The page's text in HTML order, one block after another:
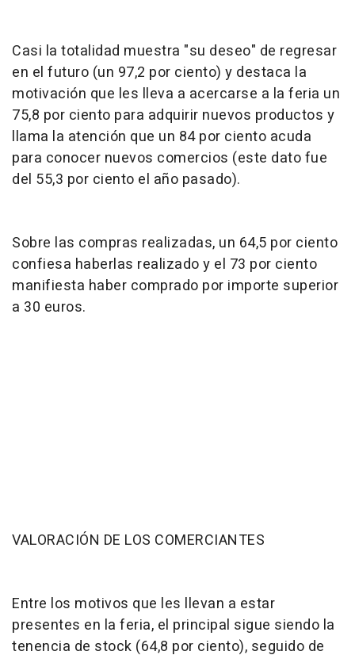
Casi la totalidad muestra "su deseo" de regresar
en el futuro (un 97,2 por ciento) y destaca la
motivación que les lleva a acercarse a la feria un
75,8 por ciento para adquirir nuevos productos y
llama la atención que un 84 por ciento acuda
para conocer nuevos comercios (este dato fue
del 55,3 por ciento el año pasado).
Sobre las compras realizadas, un 64,5 por ciento
confiesa haberlas realizado y el 73 por ciento
manifiesta haber comprado por importe superior
a 30 euros.
VALORACIÓN DE LOS COMERCIANTES
Entre los motivos que les llevan a estar
presentes en la feria, el principal sigue siendo la
tenencia de stock (64,8 por ciento), seguido de